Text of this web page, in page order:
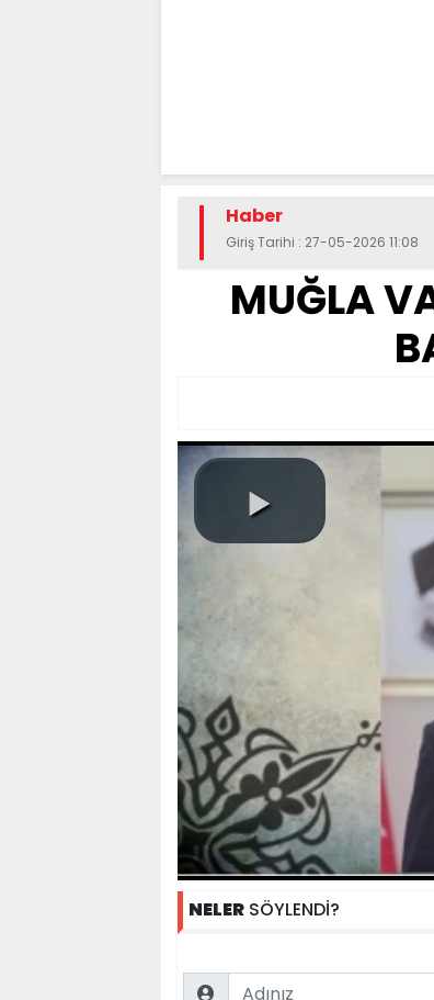
Haber
Giriş Tarihi : 27-05-2026 11:08
MUĞLA
NELER SÖYLENDİ?
Name